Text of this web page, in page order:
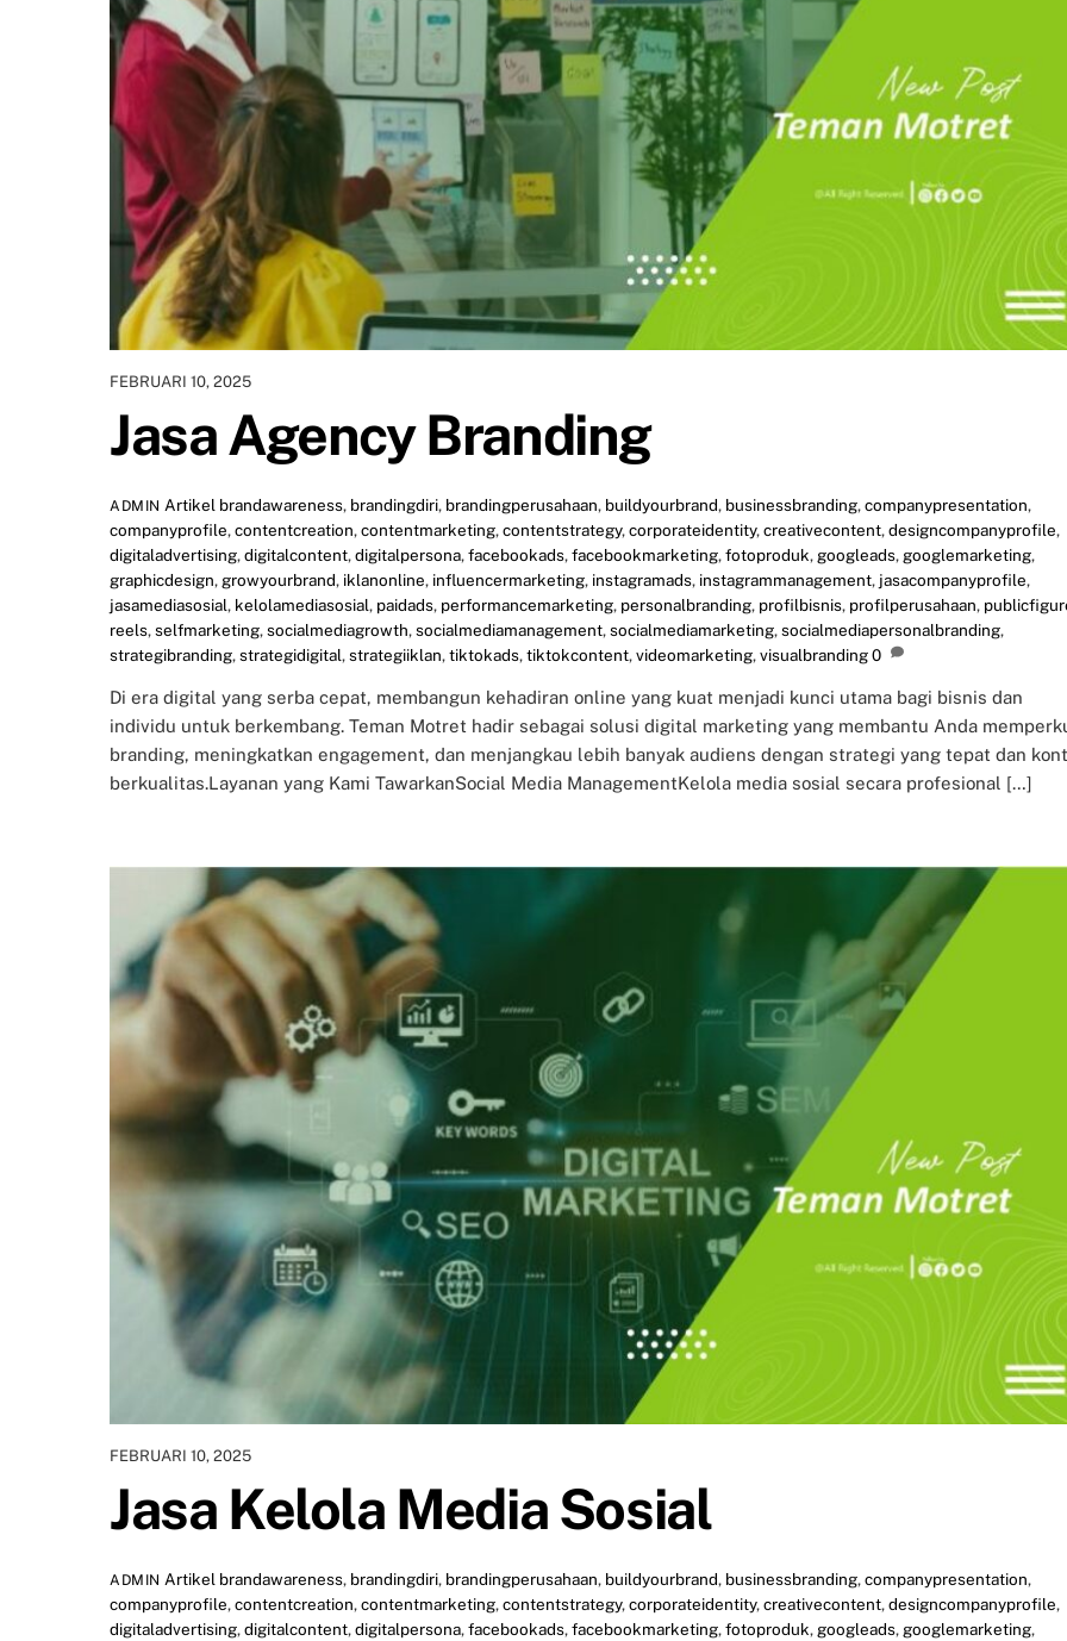
FEBRUARI 10, 2025
Jasa Agency Branding
ADMIN Artikel brandawareness, brandingdiri, brandingperusahaan, buildyourbrand, businessbranding,companypresentation,
companyprofile,contentcreation,contentmarketing,contentstrategy,corporateidentity,creativecontent,designcompanyprofile,
digitaladvertising,digitalcontent,digitalpersona,facebookads,facebookmarketing,fotoproduk, googleads, googlemarketing,
graphicdesign, growyourbrand, iklanonline, influencermarketing, instagramads, instagrammanagement, jasacompanyprofile,
jasamediasosial, kelolamediasosial, paidads, performancemarketing, personalbranding, profilbisnis, profilperusahaan,
reels,selfmarketing,socialmediagrowth,socialmediamanagement,socialmediamarketing,socialmediapersonalbranding,
strategibranding,strategidigital,strategiiklan,tiktokads,tiktokcontent,videomarketing,visualbranding0
Di era digital yang serba cepat, membangun kehadiran online yang kuat menjadi kunci utama bagi bisnis dan
individu untuk berkembang. Teman Motret hadir sebagai solusi digital marketing yang membantu Anda
branding, meningkatkan engagement, dan menjangkau lebih banyak audiens dengan strategi yang tepat dan
berkualitas.Layanan yang Kami TawarkanSocial Media ManagementKelola media sosial secara profesional […]
FEBRUARI 10, 2025
Jasa Kelola Media Sosial
ADMIN Artikel brandawareness, brandingdiri, brandingperusahaan, buildyourbrand, businessbranding,companypresentation,
companyprofile,contentcreation,contentmarketing,contentstrategy,corporateidentity,creativecontent,designcompanyprofile,
digitaladvertising,digitalcontent,digitalpersona,facebookads,facebookmarketing,fotoproduk,googleads,googlemarketing,